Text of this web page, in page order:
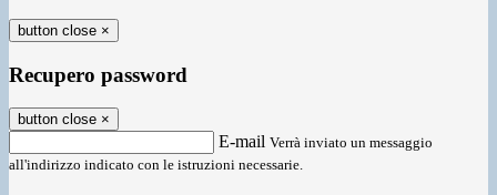
button close ×
Recupero password
button close ×
E-mail Verrà inviato un messaggio
all'indirizzo indicato con le istruzioni necessarie.